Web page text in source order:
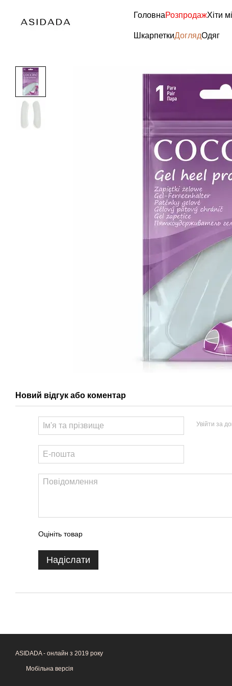
ГоловнаРозпродажХіти
ШкарпеткиДоглядОдяг
Новий відгук або коментар
Увійти за
Оцініть товар
Надіслати
ASIDADA - онлайн з 2019 року
Мобільна версія